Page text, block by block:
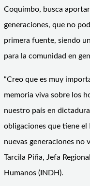
Coquimbo, busca
generaciones, que no
primera fuente, siendo
para la comunidad en
“Creo que es muy
memoria viva sobre los
nuestro país en
obligaciones que tiene el
nuevas generaciones no
Tarcila Piña, Jefa
Humanos (INDH).